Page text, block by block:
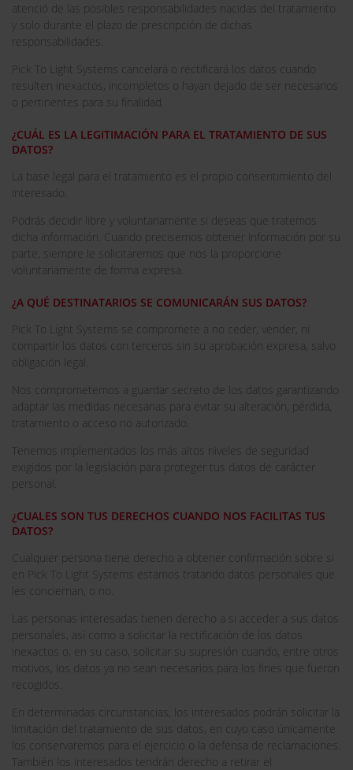
atenció de las posibles responsabilidades nacidas del tratamiento
y solo durante el plazo de prescripción de dichas
responsabilidades.
Pick To Light Systems cancelará o rectificará los datos cuando
resulten inexactos, incompletos o hayan dejado de ser necesarios
o pertinentes para su finalidad.
¿CUÁL ES LA LEGITIMACIÓN PARA EL TRATAMIENTO DE SUS
DATOS?
La base legal para el tratamiento es el propio consentimiento del
interesado.
Podrás decidir libre y voluntariamente si deseas que tratemos
dicha información. Cuando precisemos obtener información por su
parte, siempre le solicitaremos que nos la proporcione
voluntariamente de forma expresa.
¿A QUÉ DESTINATARIOS SE COMUNICARÁN SUS DATOS?
Pick To Light Systems se compromete a no ceder, vender, ni
compartir los datos con terceros sin su aprobación expresa, salvo
obligación legal.
Nos comprometemos a guardar secreto de los datos garantizando
adaptar las medidas necesarias para evitar su alteración, pérdida,
tratamiento o acceso no autorizado.
Tenemos implementados los más altos niveles de seguridad
exigidos por la legislación para proteger tus datos de carácter
personal.
¿CUALES SON TUS DERECHOS CUANDO NOS FACILITAS TUS
DATOS?
Cualquier persona tiene derecho a obtener confirmación sobre si
en Pick To Light Systems estamos tratando datos personales que
les conciernan, o no.
Las personas interesadas tienen derecho a si acceder a sus datos
personales, así como a solicitar la rectificación de los datos
inexactos o, en su caso, solicitar su supresión cuando, entre otros
motivos, los datos ya no sean necesarios para los fines que fueron
recogidos.
En determinadas circunstancias, los interesados podrán solicitar la
limitación del tratamiento de sus datos, en cuyo caso únicamente
los conservaremos para el ejercicio o la defensa de reclamaciones.
También los interesados tendrán derecho a retirar el